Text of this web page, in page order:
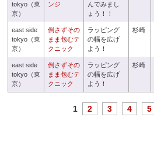
tokyo（東
京）
ンジ
んでみまし
ょう！！
east side
tokyo（東
京）
倒さずその
まま包むテ
クニック
ラッピング
の幅を広げ
よう！
杉崎
east side
tokyo（東
京）
倒さずその
まま包むテ
クニック
ラッピング
の幅を広げ
よう！
杉崎
1 2 3 4 5